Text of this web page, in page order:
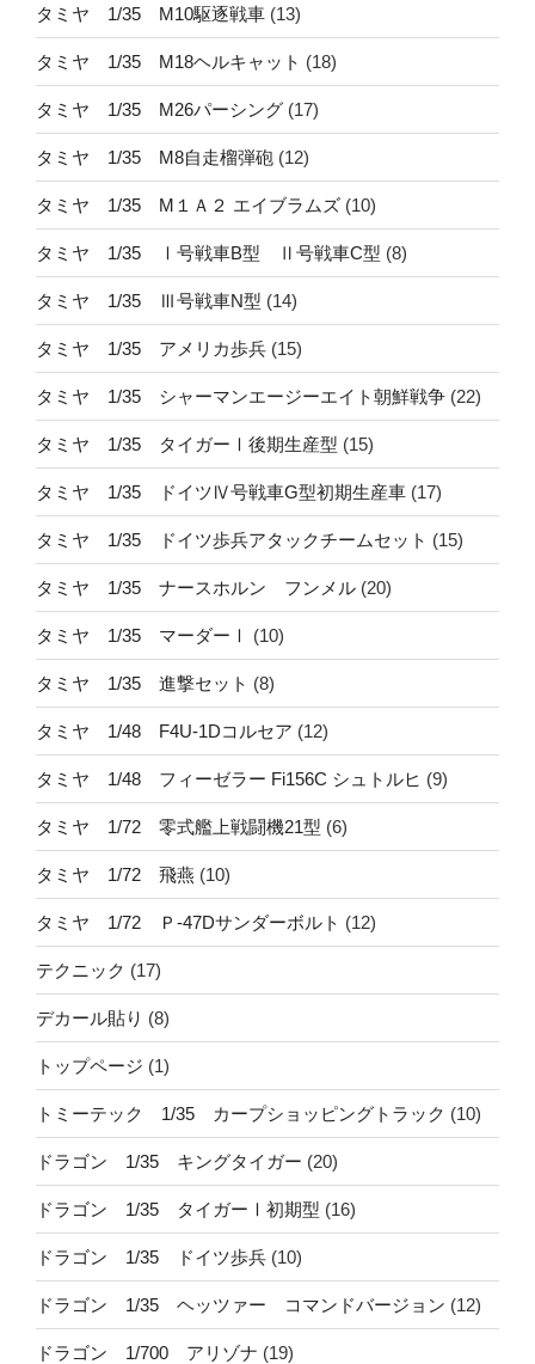
タミヤ 1/35 M10駆逐戦車 (13)
タミヤ 1/35 M18ヘルキャット (18)
タミヤ 1/35 M26パーシング (17)
タミヤ 1/35 M8自走榴弾砲 (12)
タミヤ 1/35 M１Ａ２ エイブラムズ (10)
タミヤ 1/35 Ⅰ号戦車B型 Ⅱ号戦車C型 (8)
タミヤ 1/35 Ⅲ号戦車N型 (14)
タミヤ 1/35 アメリカ歩兵 (15)
タミヤ 1/35 シャーマンエージーエイト朝鮮戦争 (22)
タミヤ 1/35 タイガーⅠ後期生産型 (15)
タミヤ 1/35 ドイツⅣ号戦車G型初期生産車 (17)
タミヤ 1/35 ドイツ歩兵アタックチームセット (15)
タミヤ 1/35 ナースホルン フンメル (20)
タミヤ 1/35 マーダーⅠ (10)
タミヤ 1/35 進撃セット (8)
タミヤ 1/48 F4U-1Dコルセア (12)
タミヤ 1/48 フィーゼラー Fi156C シュトルヒ (9)
タミヤ 1/72 零式艦上戦闘機21型 (6)
タミヤ 1/72 飛燕 (10)
タミヤ 1/72 Ｐ-47Dサンダーボルト (12)
テクニック (17)
デカール貼り (8)
トップページ (1)
トミーテック 1/35 カープショッピングトラック (10)
ドラゴン 1/35 キングタイガー (20)
ドラゴン 1/35 タイガーⅠ初期型 (16)
ドラゴン 1/35 ドイツ歩兵 (10)
ドラゴン 1/35 ヘッツァー コマンドバージョン (12)
ドラゴン 1/700 アリゾナ (19)